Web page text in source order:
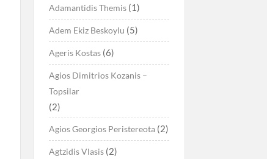
Adamantidis Themis(1)
Adem Ekiz Beskoylu (5)
Ageris Kostas(6)
Agios Dimitrios Kozanis –
Topsilar
(2)
Agios Georgios Peristereota(2)
Agtzidis Vlasis(2)